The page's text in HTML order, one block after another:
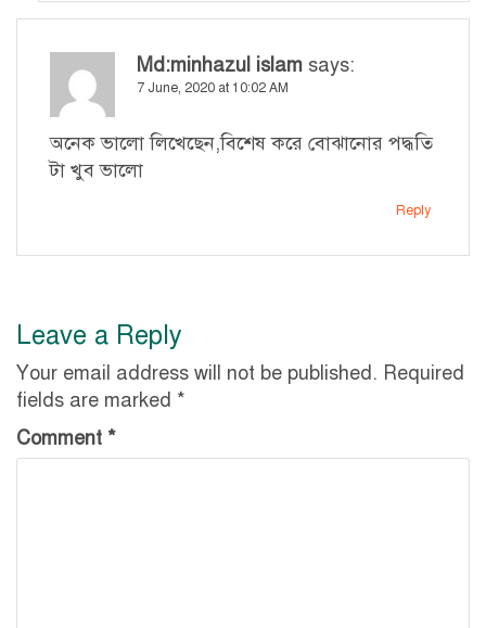
Md:minhazul islam says:
7 June, 2020 at 10:02 AM
অনেক ভালো লিখেছেন,বিশেষ করে বোঝানোর পদ্ধতি
টা খুব ভালো
Reply
Leave a Reply
Your email address will not be published. Required
fields are marked *
Comment *